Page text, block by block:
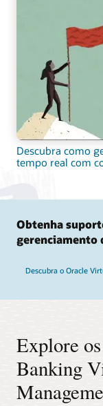
Descubra como
tempo real com
Obtenha
gerenciamento
Descubra o Oracle
Explore
Banking